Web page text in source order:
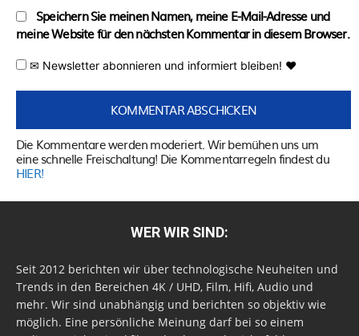
Speichern Sie meinen Namen, meine E-Mail-Adresse und
meine Website für den nächsten Kommentar in diesem Browser.
✉ Newsletter abonnieren und informiert bleiben! ♥
Die Kommentare werden moderiert. Wir bemühen uns um
eine schnelle Freischaltung! Die Kommentarregeln findest du
HIER!
WER WIR SIND:
Seit 2012 berichten wir über technologische Neuheiten und
Trends in den Bereichen 4K / UHD, Film, Hifi, Audio und
mehr. Wir sind unabhängig und berichten so objektiv wie
möglich. Eine persönliche Meinung darf bei so einem